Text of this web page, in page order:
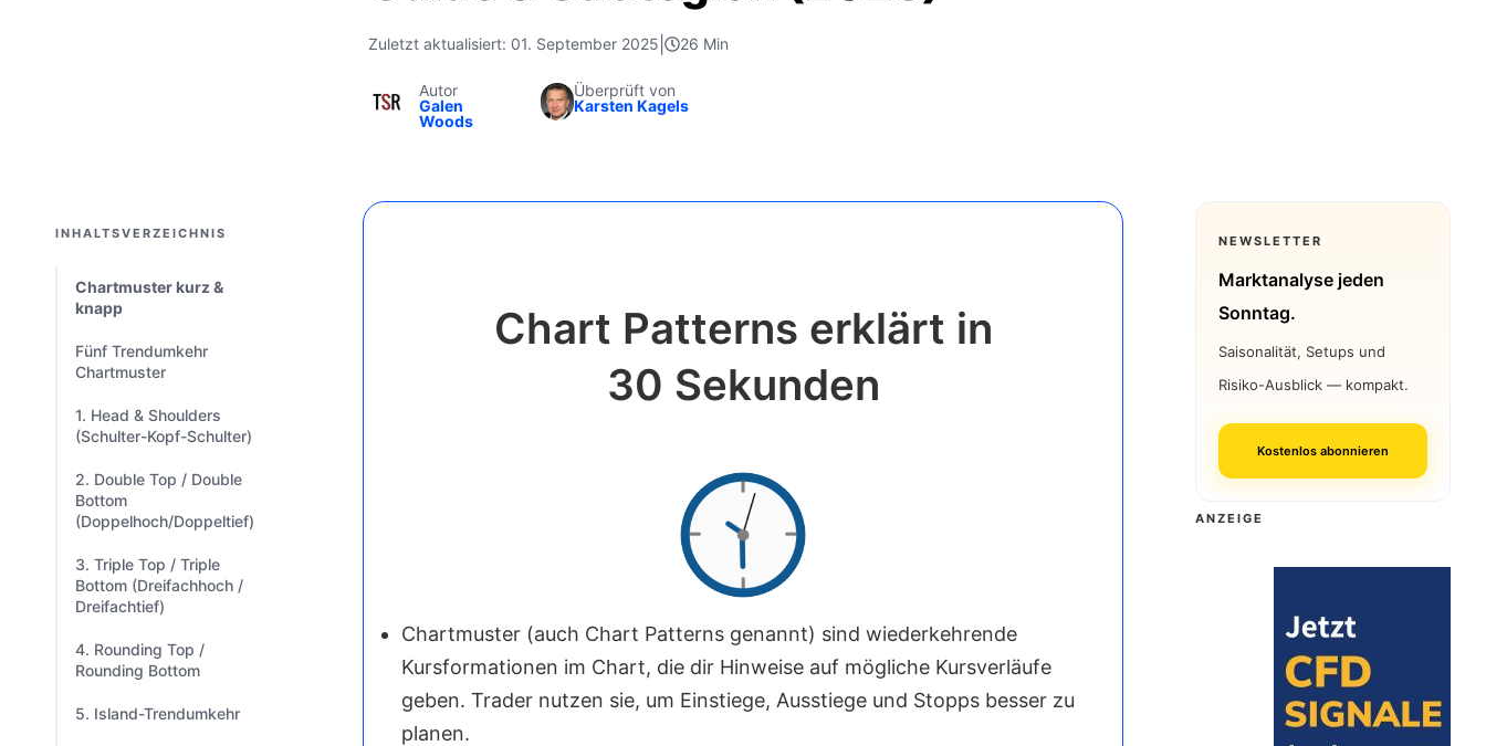
Zuletzt aktualisiert: 01. September 2025 26 Min
Autor
Galen
Woods
Überprüft von
Karsten Kagels
Chart Patterns erklärt in
30 Sekunden
Chartmuster (auch Chart Patterns genannt) sind wiederkehrende
Kursformationen im Chart, die dir Hinweise auf mögliche Kursverläufe
geben. Trader nutzen sie, um Einstiege, Ausstiege und Stopps besser zu
planen.
INHALTSVERZEICHNIS
Chartmuster kurz &
knapp
Fünf Trendumkehr
Chartmuster
1. Head & Shoulders
(Schulter-Kopf-Schulter)
2. Double Top / Double
Bottom
(Doppelhoch/Doppeltief)
3. Triple Top / Triple
Bottom (Dreifachhoch /
Dreifachtief)
4. Rounding Top /
Rounding Bottom
5. Island-Trendumkehr
NEWSLETTER
Marktanalyse jeden
Sonntag.
Saisonalität, Setups und
Risiko-Ausblick — kompakt.
Kostenlos abonnieren
ANZEIGE